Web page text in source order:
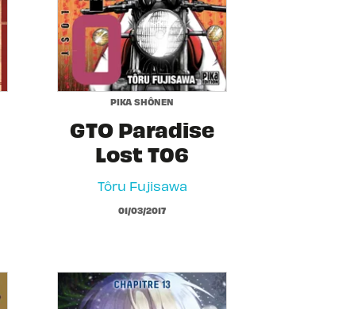
PIKA SHÔNEN
GTO Paradise
Lost T06
Tôru Fujisawa
01/03/2017